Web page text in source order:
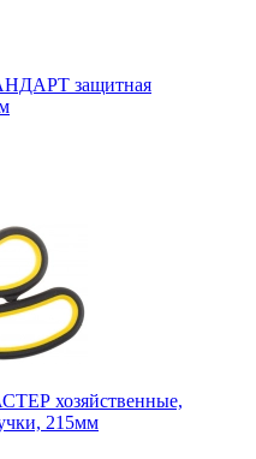
защитная
хозяйственные,
215мм